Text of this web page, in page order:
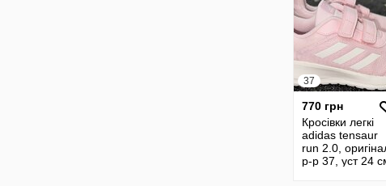
37
770 грн
Кросівки легкі
adidas tensaur
run 2.0,
р-р 37, уст 24